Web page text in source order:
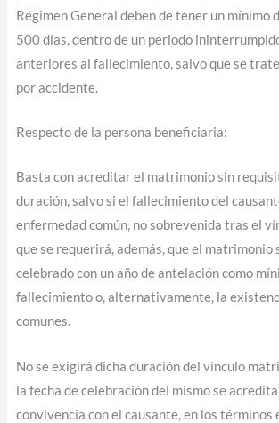
Régimen General deben de tener un mínimo
500 días, dentro de un periodo
anteriores al fallecimiento, salvo que se
por accidente.
Respecto de la persona beneficiaria:
Basta con acreditar el matrimonio sin
duración, salvo si el fallecimiento del
enfermedad común, no sobrevenida tras el
que se requerirá, además, que el matrimonio
celebrado con un año de antelación como
fallecimiento o, alternativamente, la
comunes.
No se exigirá dicha duración del vínculo
la fecha de celebración del mismo se
convivencia con el causante, en los términos